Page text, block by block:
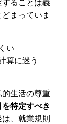
することは義
まっていま
い
算に迷う
的生活の尊重
特定すべき
、就業規則